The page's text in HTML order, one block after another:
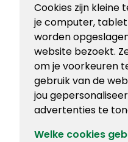
Cookies zijn kleine
je computer,
worden
website bezoekt.
om je voorkeuren
gebruik van de
jou
advertenties te
Welke cookies